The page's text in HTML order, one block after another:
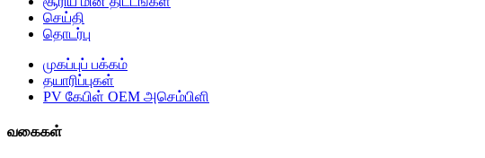
செய்தி
தொடர்பு
முகப்புப் பக்கம்
தயாரிப்புகள்
PV கேபிள் OEM அசெம்பிளி
வகைகள்